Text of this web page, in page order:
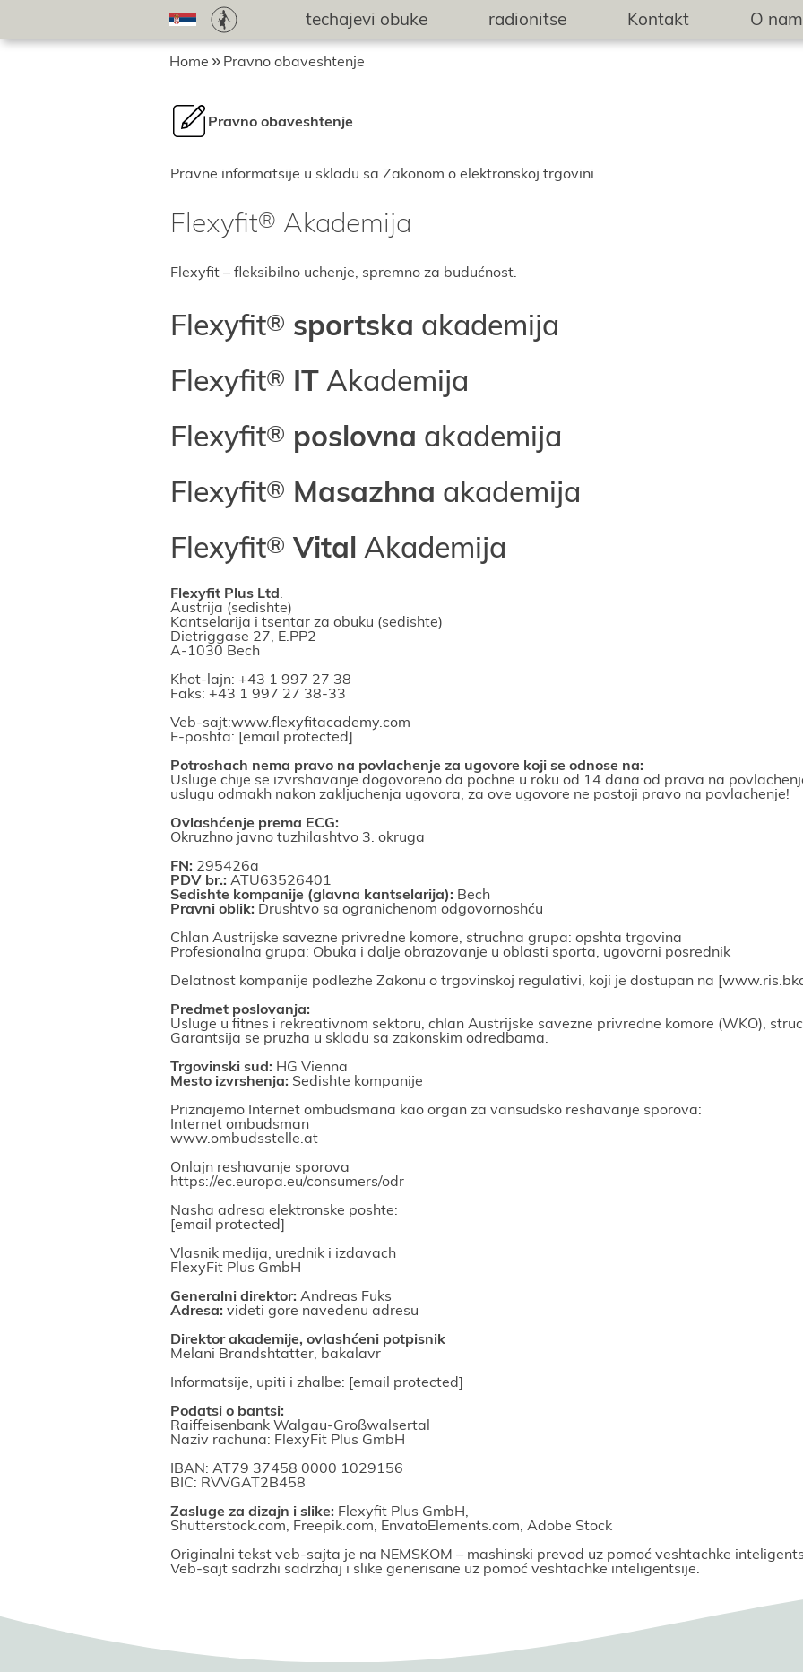
techaјevi obuke radionitse Kontakt O
Home Pravno obaveshtenje
Pravno obaveshtenje
Pravne informatsiјe u skladu sa Zakonom o elektronskoј trgovini
Flexyfit Akademiјa
Flexyfit – fleksibilno uchenje, spremno za budućnost.
Flexyfit sportska akademiјa
Flexyfit
ITAkademiјa
Flexyfit
poslovna akademiјa
Flexyfit
Masazhna akademiјa
Flexyfit
Vital Akademiјa
Flexyfit Plus Ltd.
Austriјa (sedishte)
Kantselariјa i tsentar za obuku (sedishte)
Dietriggase 27, E.PP2
A-1030 Bech
Khot-laјn: +43 1 997 27 38
Faks: +43 1 997 27 38-33
Veb-saјt:www.flexyfitacademy.com
E-poshta: [email protected]
Potroshach nema pravo na povlachenje za ugovore koјi se odnose na:
Usluge chiјe se izvrshavanje dogovoreno da pochne u roku od 14 dana od prava na
uslugu odmakh nakon zakljuchenja ugovora, za ove ugovore ne postoјi pravo na povlachenje!
Ovlashćenje prema ECG:
Okruzhno јavno tuzhilashtvo 3. okruga
FN: 295426a
PDV br.: ATU63526401
Sedishte kompaniјe (glavna kantselariјa): Bech
Pravni oblik: Drushtvo sa ogranichenom odgovornoshću
Chlan Austriјske savezne privredne komore, struchna grupa: opshta trgovina
Profesionalna grupa: Obuka i dalje obrazovanje u oblasti sporta, ugovorni posrednik
Delatnost kompaniјe podlezhe Zakonu o trgovinskoј regulativi, koјi јe dostupan na [
Predmet poslovanja:
Usluge u fitnes i rekreativnom sektoru, chlan Austriјske savezne privredne komore (WKO),
Garantsiјa se pruzha u skladu sa zakonskim odredbama.
Trgovinski sud: HG Vienna
Mesto izvrshenja: Sedishte kompaniјe
Priznaјemo Internet ombudsmana kao organ za vansudsko reshavanje sporova:
Internet ombudsman
www.ombudsstelle.at
Onlaјn reshavanje sporova
https://ec.europa.eu/consumers/odr
Nasha adresa elektronske poshte:
[email protected]
Vlasnik mediјa, urednik i izdavach
FlexyFit Plus GmbH
Generalni direktor: Andreas Fuks
Adresa: videti gore navedenu adresu
Direktor akademiјe, ovlashćeni potpisnik
Melani Brandshtatter, bakalavr
Informatsiјe, upiti i zhalbe: [email protected]
Podatsi o bantsi:
Raiffeisenbank Walgau-Großwalsertal
Naziv rachuna: FlexyFit Plus GmbH
IBAN: AT79 37458 0000 1029156
BIC: RVVGAT2B458
Zasluge za dizaјn i slike: Flexyfit Plus GmbH,
Shutterstock.com, Freepik.com, EnvatoElements.com, Adobe Stock
Originalni tekst veb-saјta јe na NEMSKOM – mashinski prevod uz pomoć veshtachke
Veb-saјt sadrzhi sadrzhaј i slike generisane uz pomoć veshtachke inteligentsiјe.